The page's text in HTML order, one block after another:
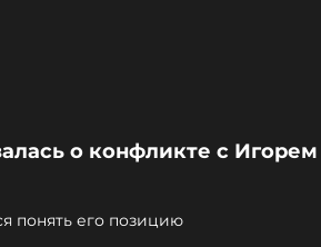
о конфликте с Игорем
понять его позицию